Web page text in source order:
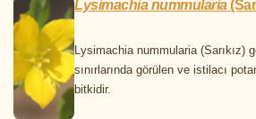
Lysimachia nummularia
Lysimachia nummularia (Sarıkız)
sınırlarında görülen ve istilacı
bitkidir.